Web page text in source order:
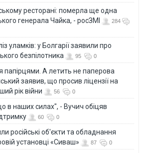
ресторані: померла ще одна
генерала Чайка, - росЗМІ
284
уламків: у Болгарії заявили про
безпілотника
95 0
А летить не паперова
заявив, що просив ліцензії на
рік війни
56 0
в наших силах", - Вучич обіцяв
60 0
російські об'єкти та обладнання
установці «Сиваш»
87 0